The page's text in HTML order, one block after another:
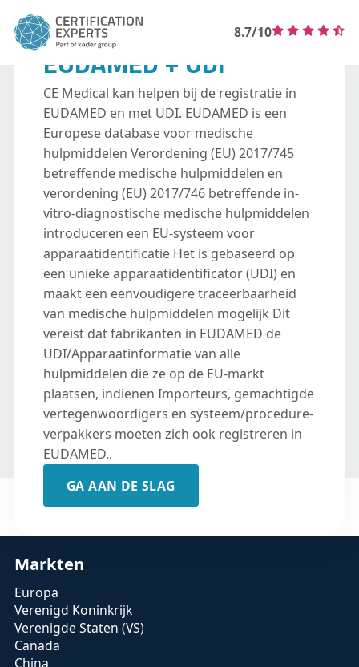
8.7/10
EUDAMED + UDI
CE Medical kan helpen bij de registratie in
EUDAMED en met UDI. EUDAMED is een
Europese database voor medische
hulpmiddelen Verordening (EU) 2017/745
betreffende medische hulpmiddelen en
verordening (EU) 2017/746 betreffende in-
vitro-diagnostische medische hulpmiddelen
introduceren een EU-systeem voor
apparaatidentificatie Het is gebaseerd op
een unieke apparaatidentificator (UDI) en
maakt een eenvoudigere traceerbaarheid
van medische hulpmiddelen mogelijk Dit
vereist dat fabrikanten in EUDAMED de
UDI/Apparaatinformatie van alle
hulpmiddelen die ze op de EU-markt
plaatsen, indienen Importeurs, gemachtigde
vertegenwoordigers en systeem/procedure-
verpakkers moeten zich ook registreren in
EUDAMED..
GA AAN DE SLAG
Markten
Europa
Verenigd Koninkrijk
Verenigde Staten (VS)
Canada
China